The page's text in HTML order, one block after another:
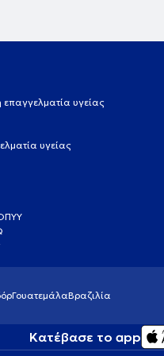
επαγγελματία υγείας
υγείας
ΓουατεμάλαΒραζιλία
Κατέβασε το app